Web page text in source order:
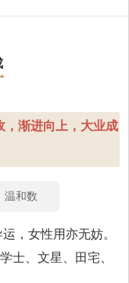
，渐进向上，大业成
温和数
，女性用亦无妨。
士、文星、田宅、